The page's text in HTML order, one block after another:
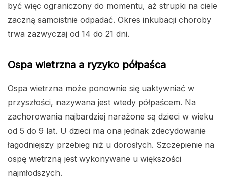
być więc ograniczony do momentu, aż strupki na ciele
zaczną samoistnie odpadać. Okres inkubacji choroby
trwa zazwyczaj od 14 do 21 dni.
Ospa wietrzna a ryzyko półpaśca
Ospa wietrzna może ponownie się uaktywniać w
przyszłości, nazywana jest wtedy półpaścem. Na
zachorowania najbardziej narażone są dzieci w wieku
od 5 do 9 lat. U dzieci ma ona jednak zdecydowanie
łagodniejszy przebieg niż u dorosłych. Szczepienie na
ospę wietrzną jest wykonywane u większości
najmłodszych.